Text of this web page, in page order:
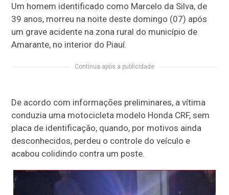
Um homem identificado como Marcelo da Silva, de
39 anos, morreu na noite deste domingo (07) após
um grave acidente na zona rural do município de
Amarante, no interior do Piauí.
Continua após a publicidade
De acordo com informações preliminares, a vítima
conduzia uma motocicleta modelo Honda CRF, sem
placa de identificação, quando, por motivos ainda
desconhecidos, perdeu o controle do veículo e
acabou colidindo contra um poste.